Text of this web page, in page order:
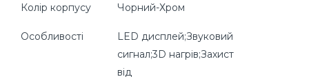
Колір корпусу Чорний-Хром
Особливості
LED дисплей;Звуковий
сигнал;3D нагрів;Захист
від